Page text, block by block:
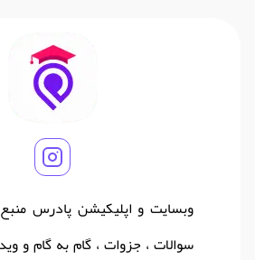
وبسایت و اپلیکیشن پادرس
سوالات ، جزوات ، گام به گام و